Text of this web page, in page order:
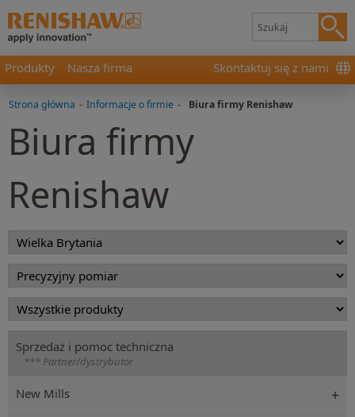
Produkty Nasza firma Skontaktuj się z nami
Strona główna - Informacje o firmie - Biura firmy Renishaw
Biura firmy
Renishaw
Sprzedaż i pomoc techniczna
*** Partner/dystrybutor
New Mills